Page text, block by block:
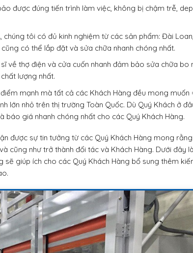
được đúng tiến trình làm việc, không bị chậm trễ,
tôi có đủ kinh nghiệm từ các sản phẩm: Đài
có thể lắp đặt và sửa chữa nhanh chóng nhất.
sĩ về thợ điện và cửa cuốn nhanh đảm bảo sửa chữa bo
lượng nhất.
mạnh mà tất cả các Khách Hàng đều mong muốn
lớn nhỏ trên thị trường Toàn Quốc. Dù Quý Khách ở
báo giá nhanh chóng nhất cho các Quý Khách Hàng.
được sự tin tưởng từ các Quý Khách Hàng mong
cũng như trở thành đối tác và Khách Hàng. Dưới đây
giúp ích cho các Quý Khách Hàng bổ sung thêm